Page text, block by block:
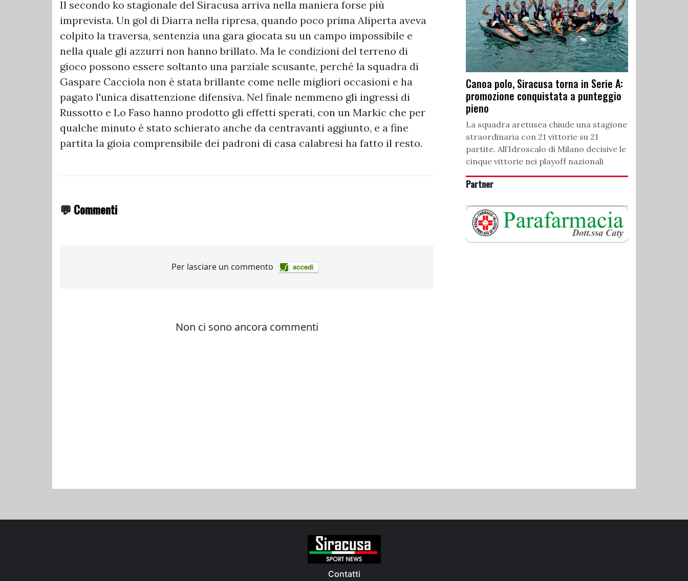
Il secondo ko stagionale del Siracusa arriva nella maniera forse più
imprevista. Un gol di Diarra nella ripresa, quando poco prima Aliperta aveva
colpito la traversa, sentenzia una gara giocata su un campo impossibile e
nella quale gli azzurri non hanno brillato. Ma le condizioni del terreno di
gioco possono essere soltanto una parziale scusante, perché la squadra di
Gaspare Cacciola non è stata brillante come nelle migliori occasioni e ha
pagato l'unica disattenzione difensiva. Nel finale nemmeno gli ingressi di
Russotto e Lo Faso hanno prodotto gli effetti sperati, con un Markic che per
qualche minuto è stato schierato anche da centravanti aggiunto, e a fine
partita la gioia comprensibile dei padroni di casa calabresi ha fatto il resto.
💬 Commenti
Canoa polo, Siracusa torna in Serie A:
promozione conquistata a punteggio
pieno
La squadra aretusea chiude una stagione
straordinaria con 21 vittorie su 21
partite. All’Idroscalo di Milano decisive le
cinque vittorie nei playoff nazionali
Partner
Contatti